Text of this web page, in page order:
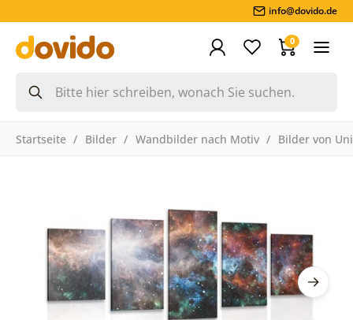
info@dovido.de
0
Startseite Bilder Wandbilder nach Motiv Bilder von